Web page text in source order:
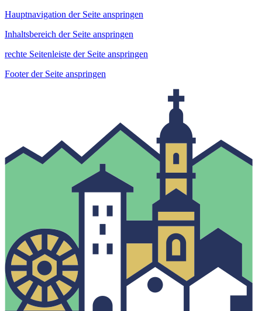
Hauptnavigation der Seite anspringen
Inhaltsbereich der Seite anspringen
rechte Seitenleiste der Seite anspringen
Footer der Seite anspringen